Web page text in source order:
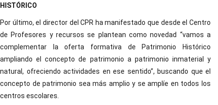
HISTÓRICO
Por último, el director del CPR ha manifestado que desde el Centro
de Profesores y recursos se plantean como novedad “vamos a
complementar la oferta formativa de Patrimonio Histórico
ampliando el concepto de patrimonio a patrimonio inmaterial y
natural, ofreciendo actividades en ese sentido”, buscando que el
concepto de patrimonio sea más amplio y se amplíe en todos los
centros escolares.